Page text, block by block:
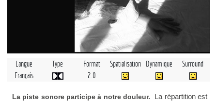
Langue Type Format Spatialisation Dynamique
Surround
Français
2.0
La piste sonore participe à notre douleur.
La répartition est